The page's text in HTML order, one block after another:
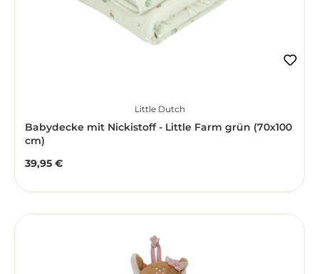
Little Dutch
Babydecke mit Nickistoff - Little Farm grün (70x100
cm)
Regulärer Preis:
39,95 €